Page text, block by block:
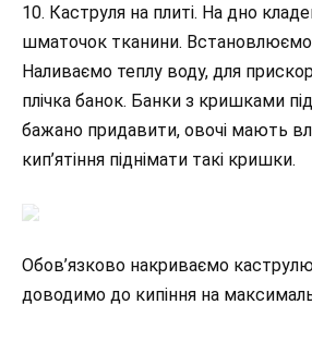
10. Каструля на плиті. На дно
шматочок тканини.
Наливаємо теплу воду, для
плічка банок. Банки з кришками
бажано придавити, овочі мають
кип’ятіння піднімати такі кришки.
Обов’язково накриваємо
доводимо до кипіння на